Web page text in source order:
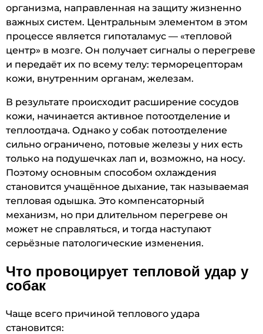
организма, направленная на защиту жизненно
важных систем. Центральным элементом в этом
процессе является гипоталамус — «тепловой
центр» в мозге. Он получает сигналы о перегреве
и передаёт их по всему телу: терморецепторам
кожи, внутренним органам, железам.
В результате происходит расширение сосудов
кожи, начинается активное потоотделение и
теплоотдача. Однако у собак потоотделение
сильно ограничено, потовые железы у них есть
только на подушечках лап и, возможно, на носу.
Поэтому основным способом охлаждения
становится учащённое дыхание, так называемая
тепловая одышка. Это компенсаторный
механизм, но при длительном перегреве он
может не справляться, и тогда наступают
серьёзные патологические изменения.
Что провоцирует тепловой удар у
собак
Чаще всего причиной теплового удара
становится: